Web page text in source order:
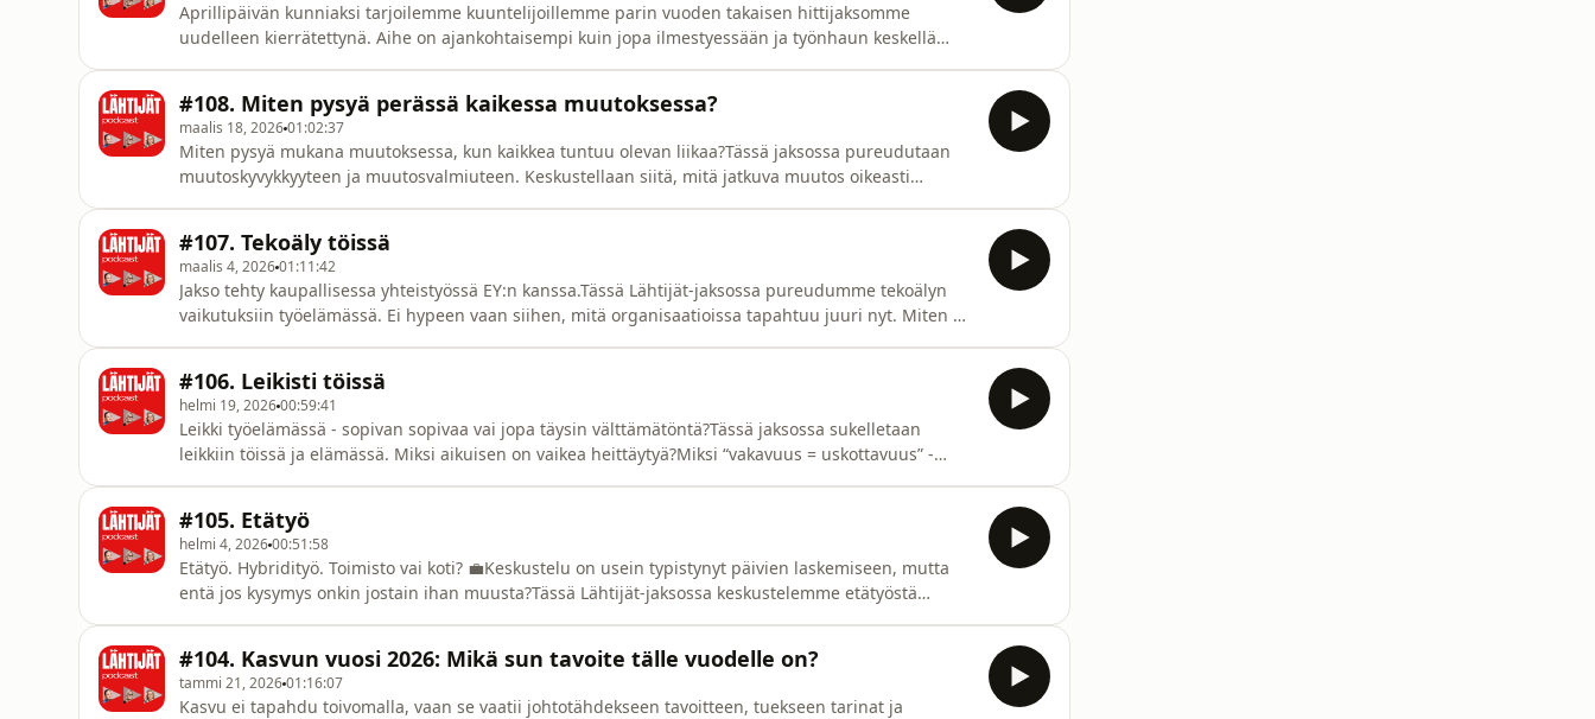
Aprillipäivän kunniaksi tarjoilemme kuuntelijoillemme parin vuoden takaisen hittijaksomme
uudelleen kierrätettynä. Aihe on ajankohtaisempi kuin jopa ilmestyessään ja työnhaun keskellä
Sinulla ei ole näkymää yr
#108. Miten pysyä perässä kaikessa muutoksessa?
maalis 18, 202601:02:37
Miten pysyä mukana muutoksessa, kun kaikkea tuntuu olevan liikaa?Tässä jaksossa pureudutaan
muutoskyvykkyyteen ja muutosvalmiuteen. Keskustellaan siitä, mitä jatkuva muutos oikeasti
muutokseen jo yli 20 vuo
#107. Tekoäly töissä
maalis 4, 202601:11:42
Jakso tehty kaupallisessa yhteistyössä EY:n kanssa.Tässä Lähtijät-jaksossa pureudumme tekoälyn
vaikutuksiin työelämässä. Ei hypeen vaan siihen, mitä organisaatioissa tapahtuu juuri nyt. Miten AI
ratkaisee enemmän
#106. Leikisti töissä
helmi 19, 202600:59:41
Leikki työelämässä - sopivan sopivaa vai jopa täysin välttämätöntä?Tässä jaksossa sukelletaan
leikkiin töissä ja elämässä. Miksi aikuisen on vaikea heittäytyä?Miksi “vakavuus = uskottavuus” -
muuttaa
#105. Etätyö
helmi 4, 202600:51:58
Etätyö. Hybridityö. Toimisto vai koti? 💼Keskustelu on usein typistynyt päivien laskemiseen, mutta
entä jos kysymys onkin jostain ihan muusta?Tässä Lähtijät-jaksossa keskustelemme etätyöstä
etätyö ei ole vai
#104. Kasvun vuosi 2026: Mikä sun tavoite tälle vuodelle on?
tammi 21, 202601:16:07
Kasvu ei tapahdu toivomalla, vaan se vaatii johtotähdekseen tavoitteen, tuekseen tarinat ja